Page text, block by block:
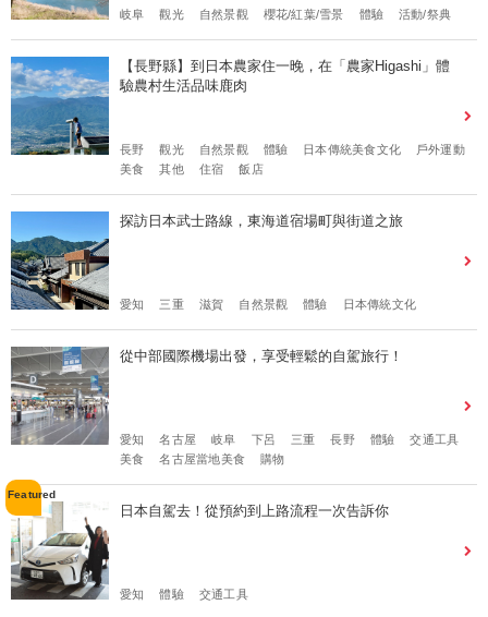
岐阜 觀光 自然景觀 櫻花/紅葉/雪景 體驗 活動/祭典
【長野縣】到日本農家住一晚，在「農家Higashi」體
驗農村生活品味鹿肉
長野 觀光 自然景觀 體驗 日本傳統美食文化
戶外運動
美食
其他 住宿 飯店
探訪日本武士路線，東海道宿場町與街道之旅
愛知 三重 滋賀 自然景觀 體驗 日本傳統文化
從中部國際機場出發，享受輕鬆的自駕旅行！
愛知 名古屋 岐阜 下呂 三重 長野 體驗
交通工具
美食
名古屋當地美食 購物
日本自駕去！從預約到上路流程一次告訴你
愛知 體驗 交通工具